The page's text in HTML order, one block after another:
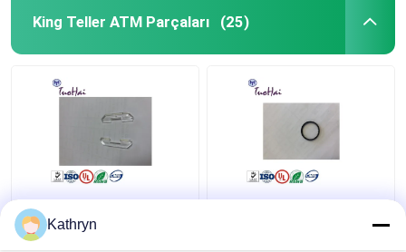
King Teller ATM Parçaları (25)
NF200 Prism A001568
NMD A001568 NF
Prism King Teller ATM
NF200 Motor Kayışı
Kathryn